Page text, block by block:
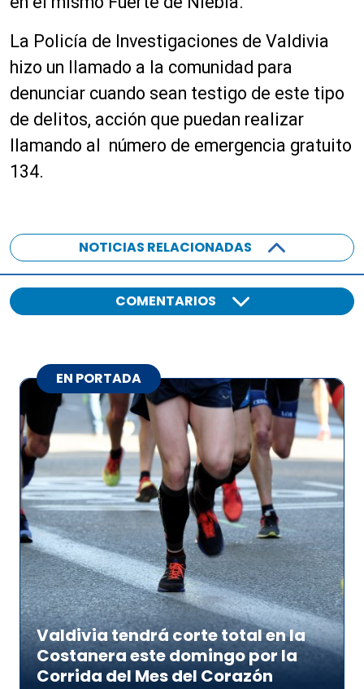
La Policía de Investigaciones de Valdivia
hizo un llamado a la comunidad para
denunciar cuando sean testigo de este tipo
de delitos, acción que puedan realizar
llamando al número de emergencia gratuito
134.
NOTICIAS RELACIONADAS
COMENTARIOS
EN PORTADA
Valdivia tendrá corte total en la
Costanera este domingo por la
Corrida del Mes del Corazón